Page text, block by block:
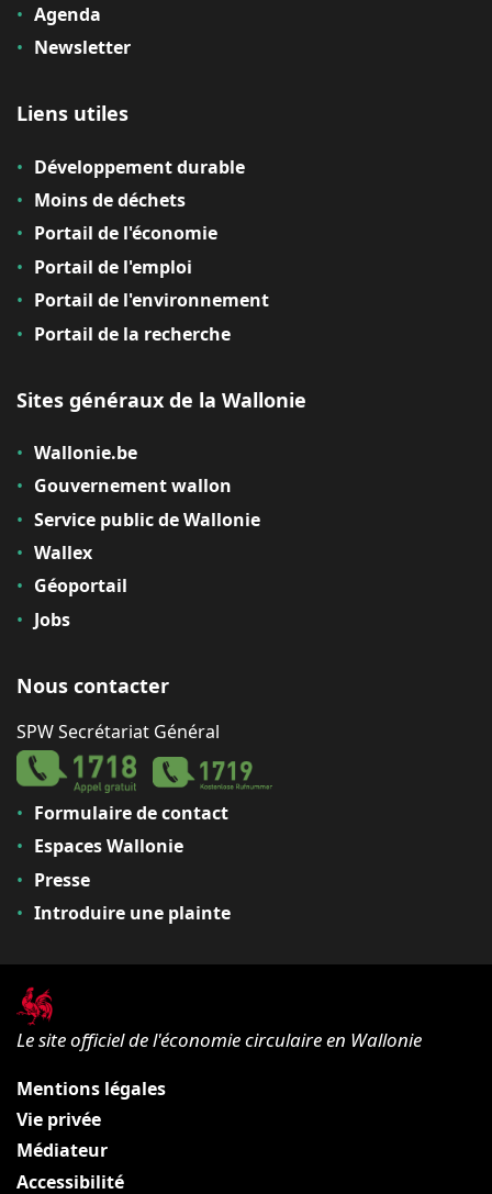
Agenda
Newsletter
Liens utiles
Développement durable
Moins de déchets
Portail de l'économie
Portail de l'emploi
Portail de l'environnement
Portail de la recherche
Sites généraux de la Wallonie
Wallonie.be
Gouvernement wallon
Service public de Wallonie
Wallex
Géoportail
Jobs
Nous contacter
SPW Secrétariat Général
Formulaire de contact
Espaces Wallonie
Presse
Introduire une plainte
Le site officiel de l'économie circulaire en Wallonie
Mentions légales
Vie privée
Médiateur
Accessibilité